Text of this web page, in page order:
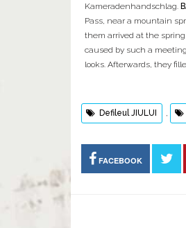
Kameradenhandschlag.
Pass, near a mountain
them arrived at the
caused by such a
looks. Afterwards, they
Defileul JIULUI
FACEBOOK